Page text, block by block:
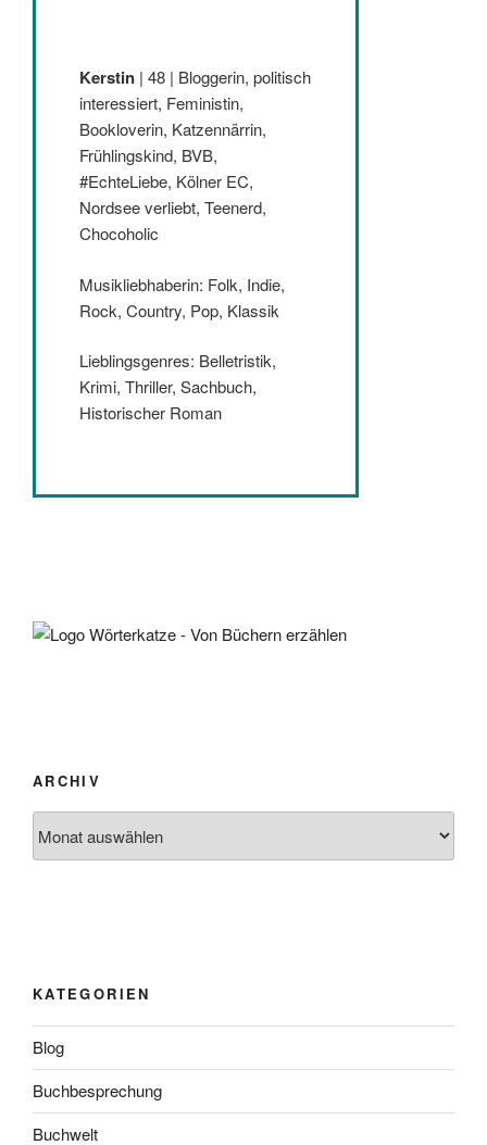
Kerstin | 48 | Bloggerin, politisch
interessiert, Feministin,
Bookloverin, Katzennärrin,
Frühlingskind, BVB,
#EchteLiebe, Kölner EC,
Nordsee verliebt, Teenerd,
Chocoholic
Musikliebhaberin: Folk, Indie,
Rock, Country, Pop, Klassik
Lieblingsgenres: Belletristik,
Krimi, Thriller, Sachbuch,
Historischer Roman
ARCHIV
KATEGORIEN
Blog
Buchbesprechung
Buchwelt